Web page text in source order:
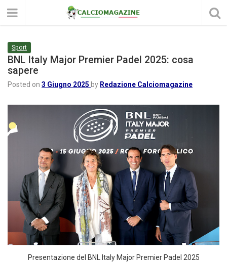
Sport
BNL Italy Major Premier Padel 2025: cosa
sapere
Posted on 3 Giugno 2025 by Redazione Calciomagazine
Presentazione del BNL Italy Major Premier Padel 2025